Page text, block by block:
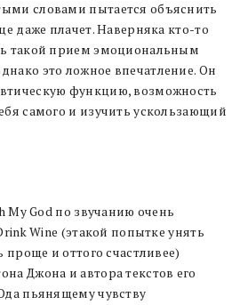
словами пытается объяснить
даже плачет. Наверняка кто-то
такой прием эмоциональным
это ложное впечатление. Он
функцию, возможность
самого и изучить ускользающий
My God по звучанию очень
Wine (этакой попытке унять
проще и оттого счастливее)
Джона и автора текстов его
пьянящему чувству